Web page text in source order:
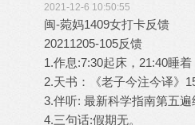
2021-12-6 10:50:55
闽-菀妈1409女打卡反馈
20211205-105反馈
1.作息:7:30起床，21:40睡着
2.天书：《老子今注今译》
3.伴听: 最新科学指南第五遍
4.三句话:假期无。